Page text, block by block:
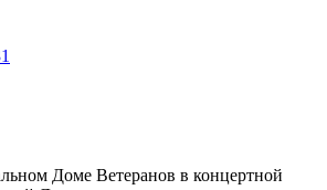
Доме Ветеранов в концертной